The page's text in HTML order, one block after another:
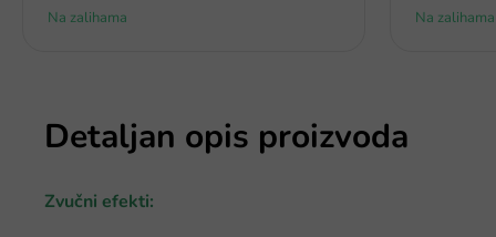
Na zalihama Na zalihama
Detaljan opis proizvoda
Zvučni efekti: